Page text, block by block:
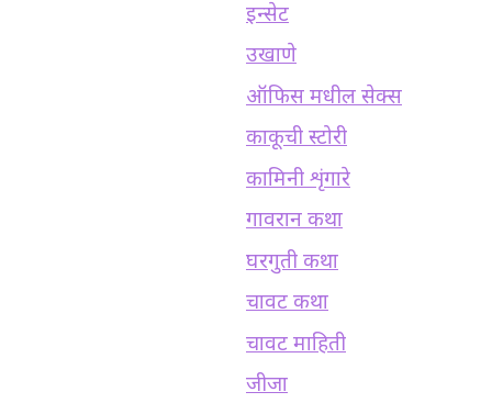
इन्सेट
उखाणे
ऑफिस मधील सेक्स
काकूची स्टोरी
कामिनी शृंगारे
गावरान कथा
घरगुती कथा
चावट कथा
चावट माहिती
जीजा